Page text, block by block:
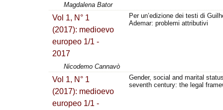
Magdalena Bator
Vol 1, N° 1
(2017): medioevo
europeo 1/1 -
2017
Per un’edizione dei testi di
Ademar: problemi attributivi
Nicodemo Cannavò
Vol 1, N° 1
(2017): medioevo
europeo 1/1 -
Gender, social and marital
seventh century: the legal